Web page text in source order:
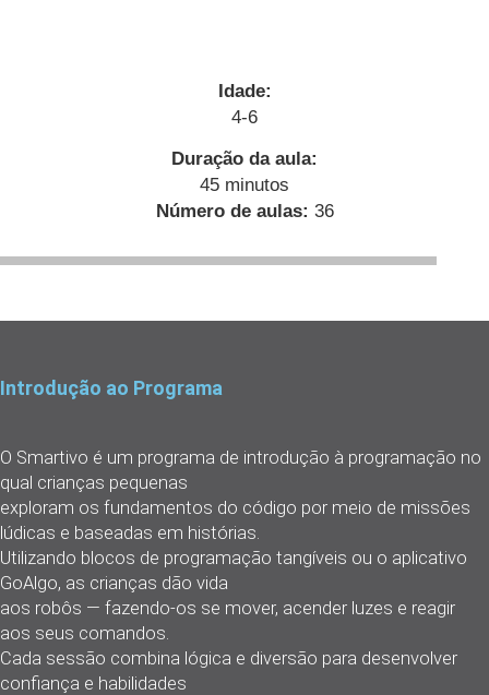
Idade:
4-6
Duração da aula:
45 minutos
Número de aulas: 36
Introdução ao Programa
O Smartivo é um programa de introdução à programação no
qual crianças pequenas
exploram os fundamentos do código por meio de missões
lúdicas e baseadas em histórias.
Utilizando blocos de programação tangíveis ou o aplicativo
GoAlgo, as crianças dão vida
aos robôs — fazendo-os se mover, acender luzes e reagir
aos seus comandos.
Cada sessão combina lógica e diversão para desenvolver
confiança e habilidades